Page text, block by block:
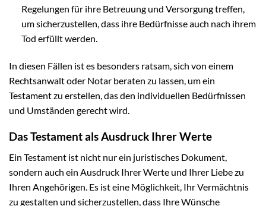
Regelungen für ihre Betreuung und Versorgung treffen,
um sicherzustellen, dass ihre Bedürfnisse auch nach ihrem
Tod erfüllt werden.
In diesen Fällen ist es besonders ratsam, sich von einem
Rechtsanwalt oder Notar beraten zu lassen, um ein
Testament zu erstellen, das den individuellen Bedürfnissen
und Umständen gerecht wird.
Das Testament als Ausdruck Ihrer Werte
Ein Testament ist nicht nur ein juristisches Dokument,
sondern auch ein Ausdruck Ihrer Werte und Ihrer Liebe zu
Ihren Angehörigen. Es ist eine Möglichkeit, Ihr Vermächtnis
zu gestalten und sicherzustellen, dass Ihre Wünsche